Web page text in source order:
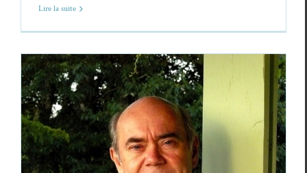
Lire la suite
Christian Monginot,L’Avaleur d’échanges